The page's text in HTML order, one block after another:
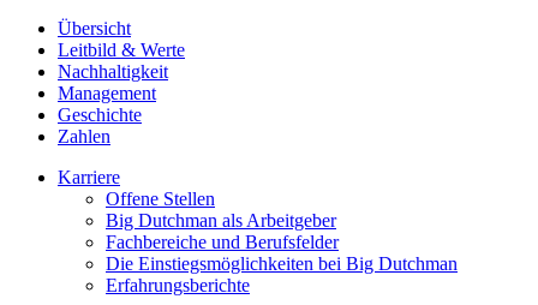
Übersicht
Leitbild & Werte
Nachhaltigkeit
Management
Geschichte
Zahlen
Karriere
Offene Stellen
Big Dutchman als Arbeitgeber
Fachbereiche und Berufsfelder
Die Einstiegsmöglichkeiten bei Big Dutchman
Erfahrungsberichte